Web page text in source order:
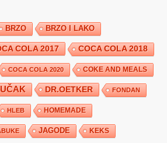
BRZO BRZO I LAKO
COLA 2017 COCA COLA 2018
COCA COLA 2020 COKE AND MEALS
DR.OETKER FONDAN
HLEB HOMEMADE
JAGODE KEKS